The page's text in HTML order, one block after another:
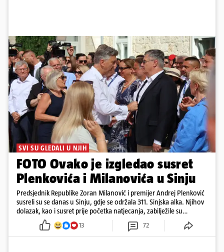
SVI SU GLEDALI U NJIH
FOTO Ovako je izgledao susret
Plenkovića i Milanovića u Sinju
Predsjednik Republike Zoran Milanović i premijer Andrej Plenković
susreli su se danas u Sinju, gdje se održala 311. Sinjska alka. Njihov
dolazak, kao i susret prije početka natjecanja, zabilježile su
kamere. Uz Milanovića i Plenkovića, na Alku su stigli i predsjednik
Hrvatskog sabora Gordan Jandroković, sinjski gradonačelnik Miro
Bulj, zagrebački gradonačelnik Tomislav Tomašević te dubrovački
13 72